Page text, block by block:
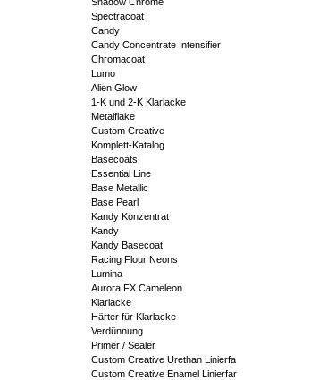
Spectracoat
Candy
Candy Concentrate Intensifier
Chromacoat
Lumo
Alien Glow
1-K und 2-K Klarlacke
Metalflake
Custom Creative
Komplett-Katalog
Basecoats
Essential Line
Base Metallic
Base Pearl
Kandy Konzentrat
Kandy
Kandy Basecoat
Racing Flour Neons
Lumina
Aurora FX Cameleon
Klarlacke
Härter für Klarlacke
Verdünnung
Primer / Sealer
Custom Creative Urethan Linierfa
Custom Creative Enamel Linierfar